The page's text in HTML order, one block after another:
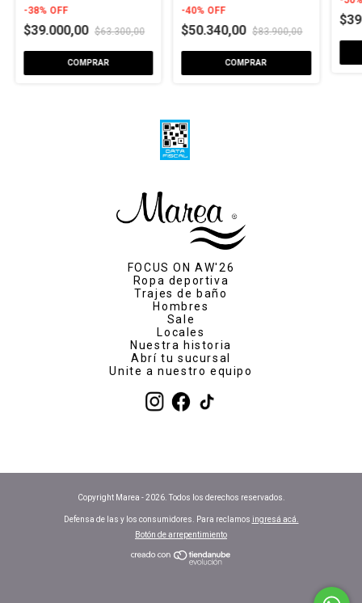
-38% OFF
$39.000,00 $63.300,00
COMPRAR
SUBLIMADA
-40% OFF
$50.340,00 $83.900,00
COMPRAR
FOCUS ON AW'26
Ropa deportiva
Trajes de baño
Hombres
Sale
Locales
Nuestra historia
Abrí tu sucursal
Unite a nuestro equipo
Copyright Marea - 2026. Todos los derechos reservados.
Defensa de las y los consumidores. Para reclamos ingresá acá.
Botón de arrepentimiento